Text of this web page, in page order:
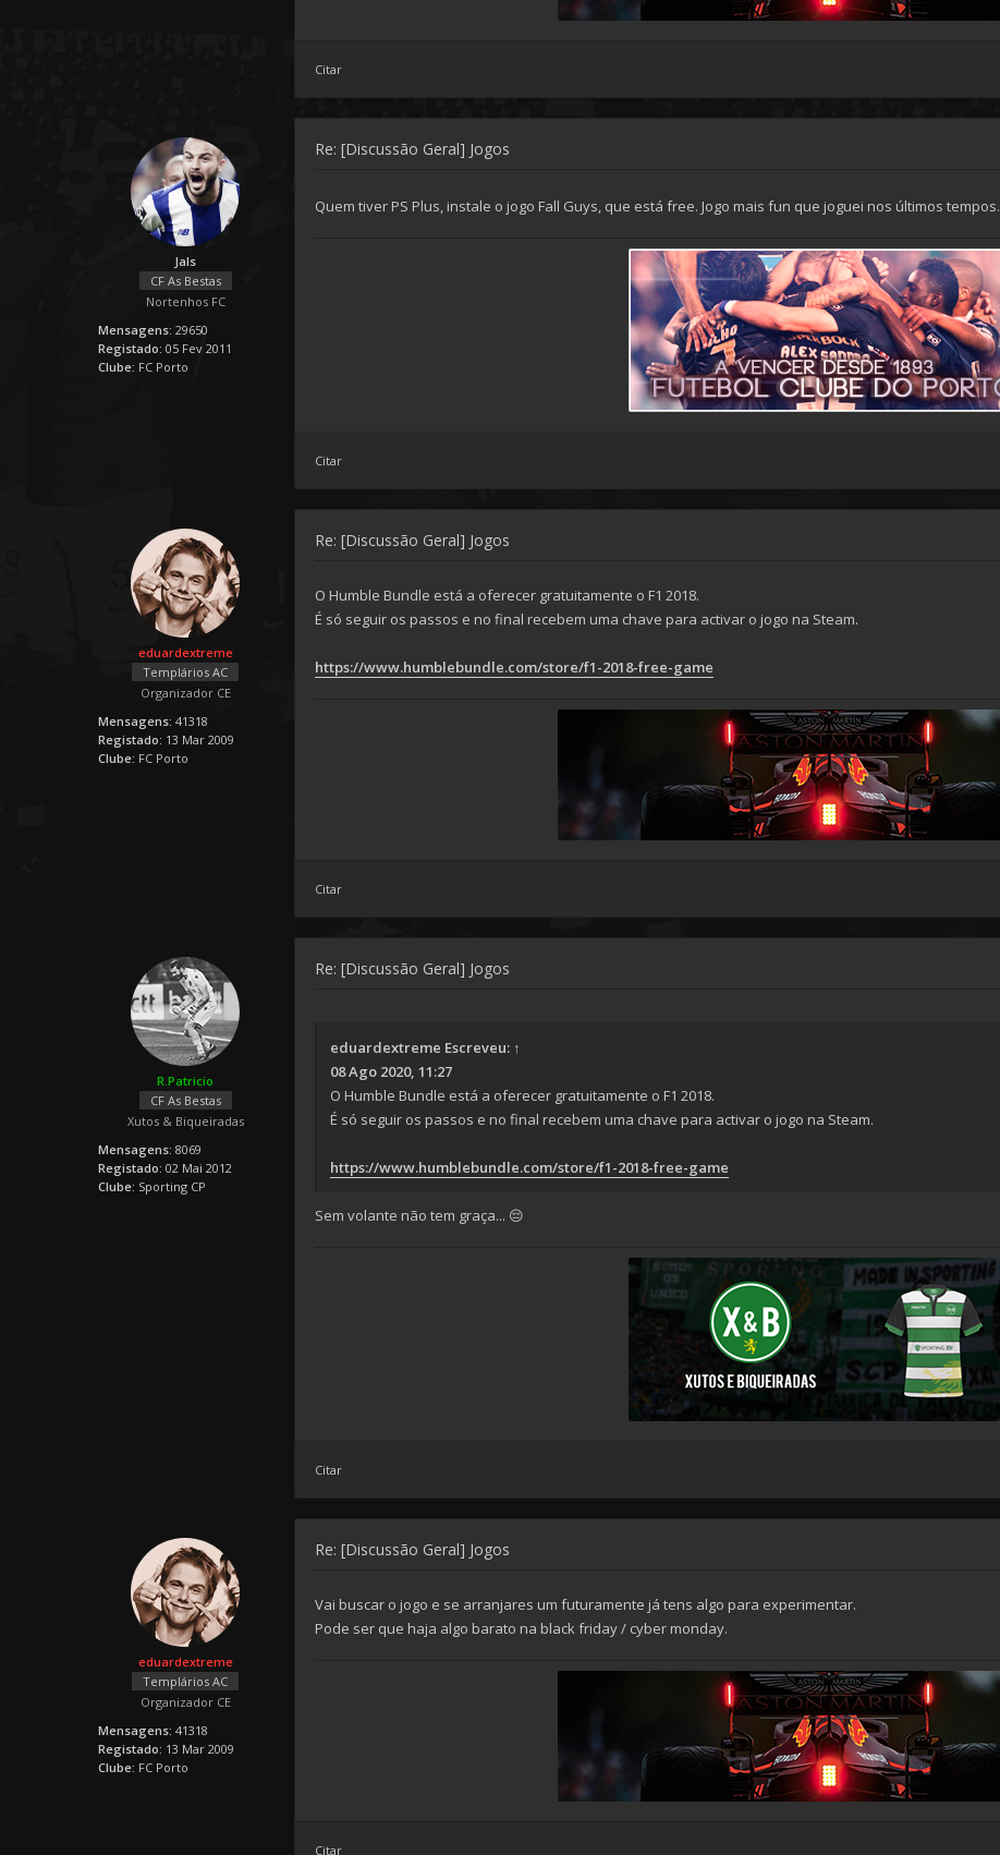
Citar
Jals
CF As Bestas
Nortenhos FC
Mensagens: 29650
Registado: 05 Fev 2011
Clube: FC Porto
Re: [Discussão Geral] Jogos
Quem tiver PS Plus, instale o jogo Fall Guys, que está free. Jogo mais fun que joguei nos últimos tempos.
Citar
eduardextreme
Templários AC
Organizador CE
Mensagens: 41318
Registado: 13 Mar 2009
Clube: FC Porto
Re: [Discussão Geral] Jogos
O Humble Bundle está a oferecer gratuitamente o F1 2018.
É só seguir os passos e no final recebem uma chave para activar o jogo na Steam.
https://www.humblebundle.com/store/f1-2018-free-game
Citar
R.Patricio
CF As Bestas
Xutos & Biqueiradas
Mensagens: 8069
Registado: 02 Mai 2012
Clube: Sporting CP
Re: [Discussão Geral] Jogos
eduardextreme Escreveu: ↑
08 Ago 2020, 11:27
O Humble Bundle está a oferecer gratuitamente o F1 2018.
É só seguir os passos e no final recebem uma chave para activar o jogo na Steam.
https://www.humblebundle.com/store/f1-2018-free-game
Sem volante não tem graça... 😔
Citar
eduardextreme
Templários AC
Organizador CE
Mensagens: 41318
Registado: 13 Mar 2009
Clube: FC Porto
Re: [Discussão Geral] Jogos
Vai buscar o jogo e se arranjares um futuramente já tens algo para experimentar.
Pode ser que haja algo barato na black friday / cyber monday.
Citar